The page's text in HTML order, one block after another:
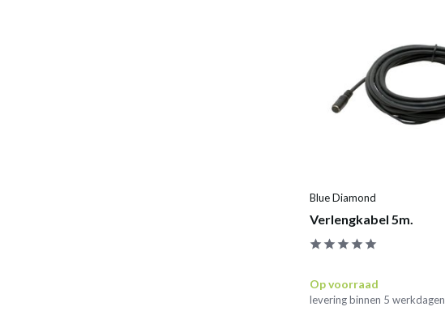
Blue Diamond
Verlengkabel 5m.
Op voorraad
levering binnen 5 werkdagen